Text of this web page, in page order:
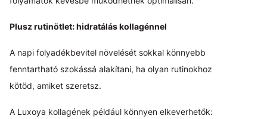
Plusz rutinötlet: hidratálás kollagénnel
A napi folyadékbevitel növelését sokkal könnyebb
fenntartható szokássá alakítani, ha olyan rutinokhoz
kötöd, amiket szeretsz.
A Luxoya kollagének például könnyen elkeverhetők: